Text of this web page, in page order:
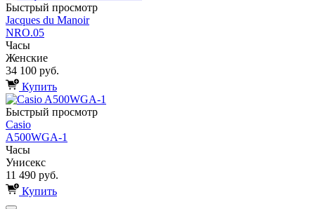
Быстрый просмотр
Jacques du Manoir
NRO.05
Часы
Женские
34 100 руб.
Купить
Быстрый просмотр
Casio
A500WGA-1
Часы
Унисекс
11 490 руб.
Купить